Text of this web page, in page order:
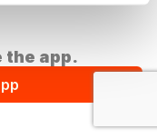
the app.